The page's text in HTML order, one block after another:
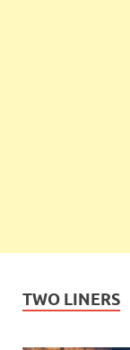
TWO LINERS